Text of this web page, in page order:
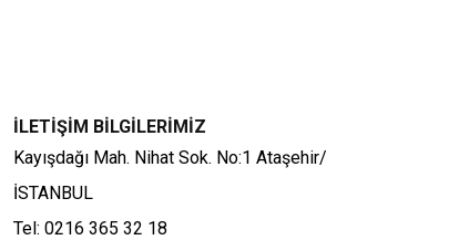
İLETİŞİM BİLGİLERİMİZ
Kayışdağı Mah. Nihat Sok. No:1 Ataşehir/
İSTANBUL
Tel: 0216 365 32 18